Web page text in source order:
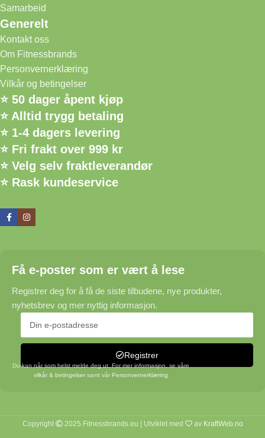
Samarbeid
Generelt
Kontakt oss
Om Fitnessbrands
Personvernerklæring
Vilkår og betingelser
⭐ 50 dager åpent kjøp
⭐ Alltid trygg betaling
⭐ 1-4 dagers levering
⭐ Fri frakt over 999 kr
⭐ Velg selv fraktleverandør
⭐ Rask kundeservice
Få e-poster som er vært å lese
Registrer deg for å få de siste tilbudene, nye produkter,
nyhetsbrev og mer nyttig informasjon.
Registrer
Du kan når som helst melde deg ut. For mer informasjon, se våre
vilkår & betingelsersamt vår Personvernerklæring
Copyright 2025 Fitnessbrands.eu | Utviklet med av KraftWeb.no